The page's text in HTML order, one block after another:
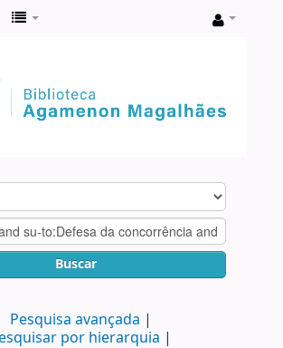
Buscar
Pesquisa avançada
por hierarquia